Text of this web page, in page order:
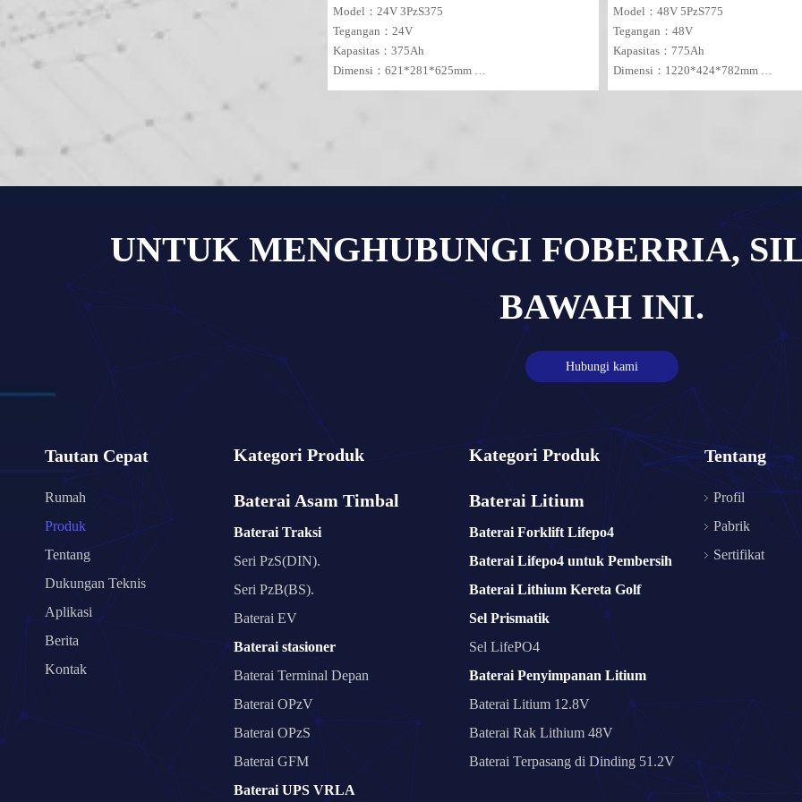
Model：24V 3PzS375
Tegangan：24V
Kapasitas：375Ah
Dimensi：621*281*625mm
MOQ：1 SET
Model：48V 5PzS775
Tegangan：48V
Kapasitas：775Ah
Dimensi：1220*424*782mm
MOQ：1 SET
UNTUK MENGHUBUNGI FOBERRIA,
BAWAH INI.
Hubungi kami
Tautan Cepat
Rumah
Produk
Tentang
Dukungan Teknis
Aplikasi
Berita
Kontak
Kategori Produk
Baterai Asam Timbal
Baterai Traksi
Seri PzS(DIN).
Seri PzB(BS).
Baterai EV
Baterai stasioner
Baterai Terminal Depan
Baterai OPzV
Baterai OPzS
Baterai GFM
Baterai UPS VRLA
Kategori Produk
Baterai Litium
Baterai Forklift Lifepo4
Baterai Lifepo4 untuk Pembersih
Baterai Lithium Kereta Golf
Sel Prismatik
Sel LifePO4
Baterai Penyimpanan Litium
Baterai Litium 12.8V
Baterai Rak Lithium 48V
Baterai Terpasang di Dinding 51.2V
Tentang
Profil
Pabrik
Sertifikat